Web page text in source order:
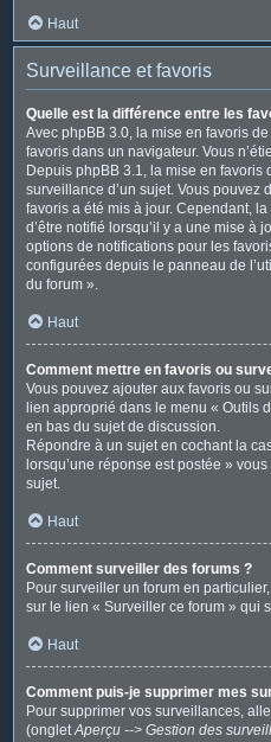
Haut
Surveillance et favoris
Quelle est la différence entre les
Avec phpBB 3.0, la mise en favoris
favoris dans un navigateur. Vous
Depuis phpBB 3.1, la mise en favoris
surveillance d’un sujet. Vous pouvez
favoris a été mis à jour. Cependant,
d’être notifié lorsqu’il y a une mise à
options de notifications pour les
configurées depuis le panneau de
du forum ».
Haut
Comment mettre en favoris ou
Vous pouvez ajouter aux favoris ou
lien approprié dans le menu « Outils
en bas du sujet de discussion.
Répondre à un sujet en cochant la
lorsqu’une réponse est postée »
sujet.
Haut
Comment surveiller des forums ?
Pour surveiller un forum en
sur le lien « Surveiller ce forum » qui
Haut
Comment puis-je supprimer mes
Pour supprimer vos surveillances,
(ongletAperçu --> Gestion des